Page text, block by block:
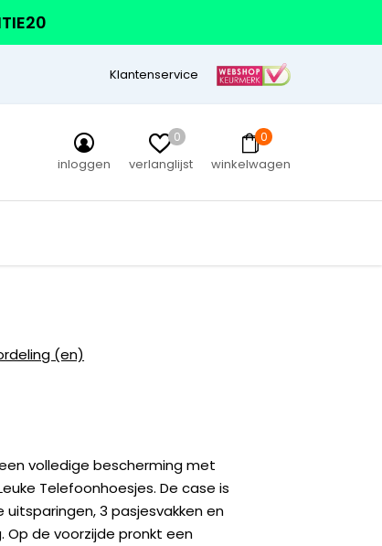
Klantenservice
inloggen
0
verlanglijst
0
winkelwagen
(en)
volledige bescherming met
Telefoonhoesjes. De case is
uitsparingen, 3 pasjesvakken en
Op de voorzijde pronkt een